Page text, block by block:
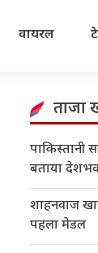
वायरल
ताजा
पाकिस्तानी
बताया
शाहनवाज
पहला मेडल